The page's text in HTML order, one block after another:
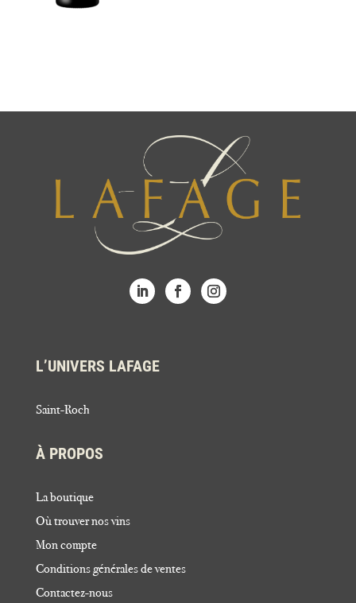
L’UNIVERS LAFAGE
Saint-Roch
À PROPOS
La boutique
Où trouver nos vins
Mon compte
Conditions générales de ventes
Contactez-nous